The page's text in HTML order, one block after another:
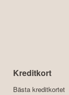
Kreditkort
Bästa kreditkortet